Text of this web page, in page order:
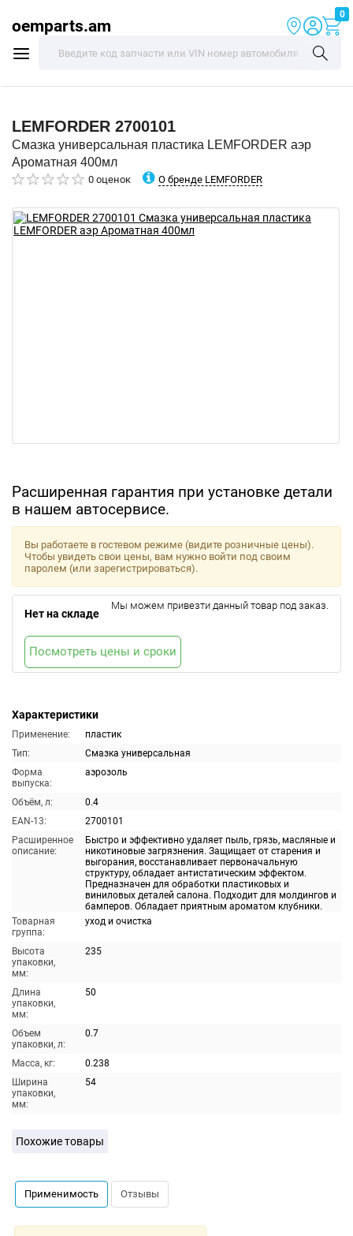
oemparts.am
0
LEMFORDER 2700101
Смазка универсальная пластика LEMFORDER аэр
Ароматная 400мл
0 оценок О бренде LEMFORDER
Расширенная гарантия при установке детали
в нашем автосервисе.
Характеристики
Применение:
пластик
Тип:
Смазка универсальная
Форма
выпуска:
аэрозоль
Объём, л:
0.4
EAN-13:
2700101
Расширенное
описание:
Быстро и эффективно удаляет пыль, грязь, масляные и
никотиновые загрязнения. Защищает от старения и
выгорания, восстанавливает первоначальную
структуру, обладает антистатическим эффектом.
Предназначен для обработки пластиковых и
виниловых деталей салона. Подходит для молдингов и
бамперов. Обладает приятным ароматом клубники.
Товарная
группа:
уход и очистка
Высота
упаковки,
мм:
235
Длина
упаковки,
мм:
50
Объем
упаковки, л:
0.7
Масса, кг:
0.238
Ширина
упаковки,
мм:
54
Вы работаете в гостевом режиме (видите розничные цены).
Чтобы увидеть свои цены, вам нужно войти под своим
паролем (или зарегистрироваться).
Нет на складе
Мы можем привезти данный товар под заказ.
Посмотреть цены и сроки
Похожие товары
Применимость Отзывы